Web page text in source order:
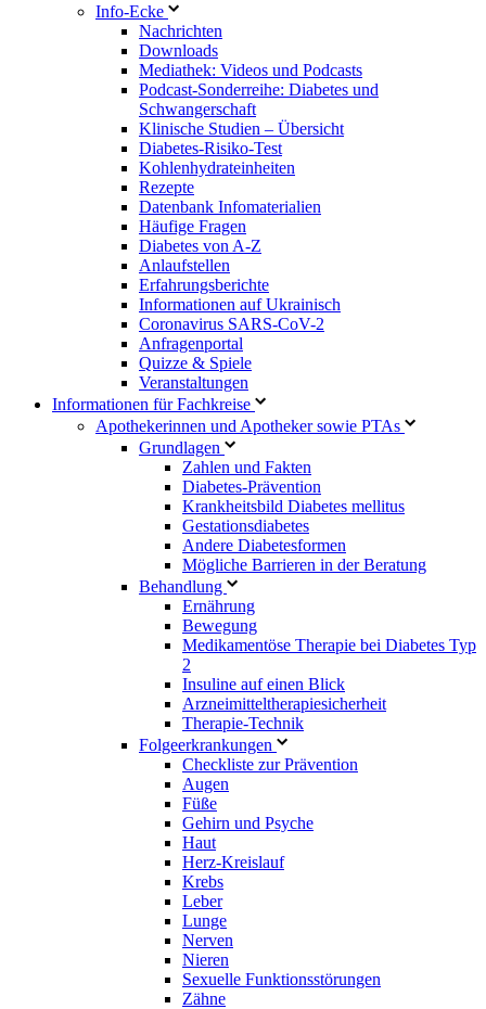
Info-Ecke
Nachrichten
Downloads
Mediathek: Videos und Podcasts
Podcast-Sonderreihe: Diabetes und
Schwangerschaft
Klinische Studien – Übersicht
Diabetes-Risiko-Test
Kohlenhydrateinheiten
Rezepte
Datenbank Infomaterialien
Häufige Fragen
Diabetes von A-Z
Anlaufstellen
Erfahrungsberichte
Informationen auf Ukrainisch
Coronavirus SARS-CoV-2
Anfragenportal
Quizze & Spiele
Veranstaltungen
Informationen für Fachkreise
Apothekerinnen und Apotheker sowie PTAs
Grundlagen
Zahlen und Fakten
Diabetes-Prävention
Krankheitsbild Diabetes mellitus
Gestationsdiabetes
Andere Diabetesformen
Mögliche Barrieren in der Beratung
Behandlung
Ernährung
Bewegung
Medikamentöse Therapie bei Diabetes Typ
2
Insuline auf einen Blick
Arzneimitteltherapie­sicherheit
Therapie-Technik
Fol­ge­er­kran­kun­gen
Checkliste zur Prävention
Augen
Füße
Gehirn und Psyche
Haut
Herz-Kreislauf
Krebs
Leber
Lunge
Nerven
Nieren
Sexuelle Funktionsstörungen
Zähne